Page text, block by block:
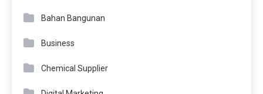
Bahan Bangunan
Business
Chemical Supplier